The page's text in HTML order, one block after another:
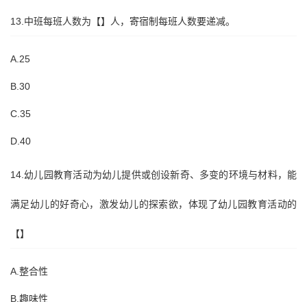
13.中班每班人数为【】人，寄宿制每班人数要递减。
A.25
B.30
C.35
D.40
14.幼儿园教育活动为幼儿提供或创设新奇、多变的环境与材料，能
满足幼儿的好奇心，激发幼儿的探索欲，体现了幼儿园教育活动的
【】
A.整合性
B.趣味性